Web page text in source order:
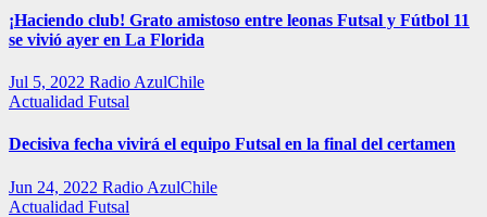
¡Haciendo club! Grato amistoso entre leonas Futsal y Fútbol 11
se vivió ayer en La Florida
Jul 5, 2022 Radio AzulChile
Actualidad Futsal
Decisiva fecha vivirá el equipo Futsal en la final del certamen
Jun 24, 2022 Radio AzulChile
Actualidad Futsal